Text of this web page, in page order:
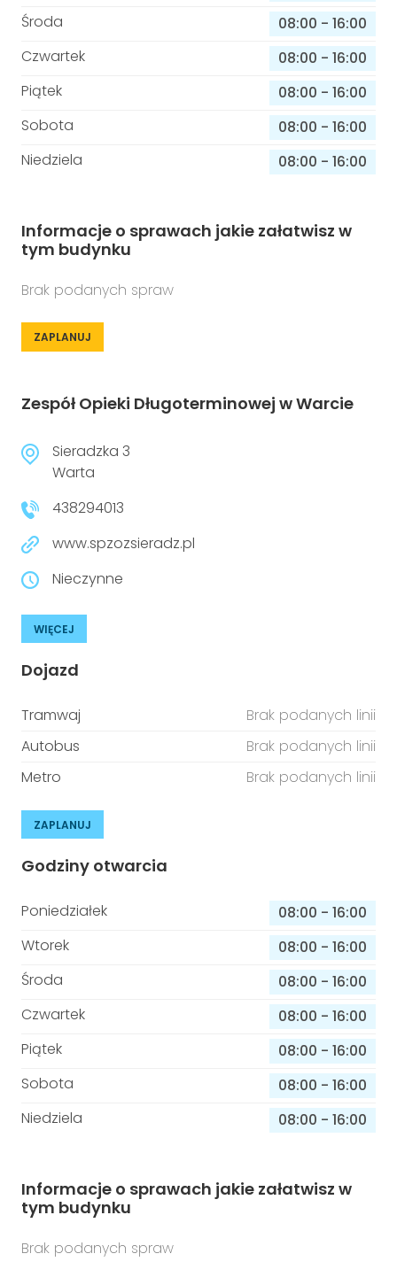
Środa 08:00 - 16:00
Czwartek
08:00 - 16:00
Piątek
08:00 - 16:00
Sobota
08:00 - 16:00
Niedziela
08:00 - 16:00
Informacje o sprawach jakie załatwisz w
tym budynku
Brak podanych spraw
ZAPLANUJ
Zespół Opieki Długoterminowej w Warcie
Sieradzka 3
Warta
438294013
www.spzozsieradz.pl
Nieczynne
WIĘCEJ
Dojazd
Tramwaj
Brak podanych linii
Autobus
Brak podanych linii
Metro
Brak podanych linii
ZAPLANUJ
Godziny otwarcia
Poniedziałek 08:00 - 16:00
Wtorek
08:00 - 16:00
Środa
08:00 - 16:00
Czwartek
08:00 - 16:00
Piątek
08:00 - 16:00
Sobota
08:00 - 16:00
Niedziela
08:00 - 16:00
Informacje o sprawach jakie załatwisz w
tym budynku
Brak podanych spraw